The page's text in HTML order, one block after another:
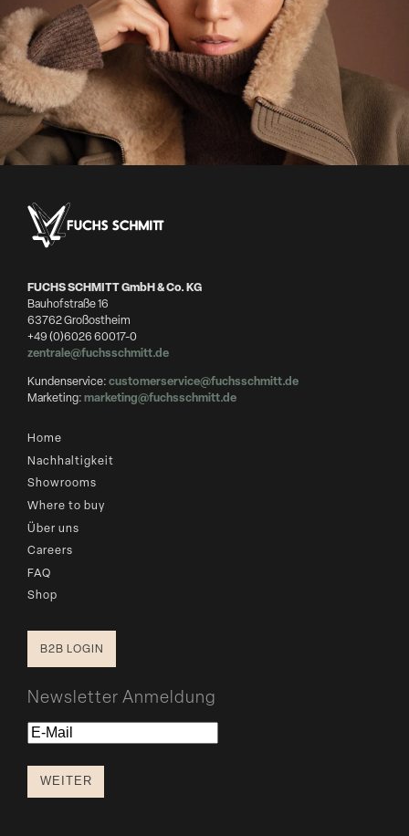
FUCHS SCHMITT GmbH & Co. KG
Bauhofstraße 16
63762 Großostheim
+49 (0)6026 60017-0
zentrale@fuchsschmitt.de
Kundenservice:customerservice@fuchsschmitt.de
Marketing:marketing@fuchsschmitt.de
Home
Nachhaltigkeit
Showrooms
Where to buy
Über uns
Careers
FAQ
Shop
B2B LOGIN
Newsletter Anmeldung
E-
WEITER